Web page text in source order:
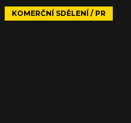
KOMERČNÍ SDĚLENÍ / PR